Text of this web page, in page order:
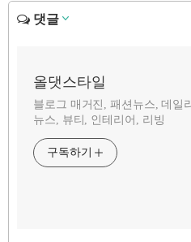
댓글
올댓스타일
블로그 매거진, 패션뉴스, 데일
뉴스, 뷰티, 인테리어, 리빙
구독하기